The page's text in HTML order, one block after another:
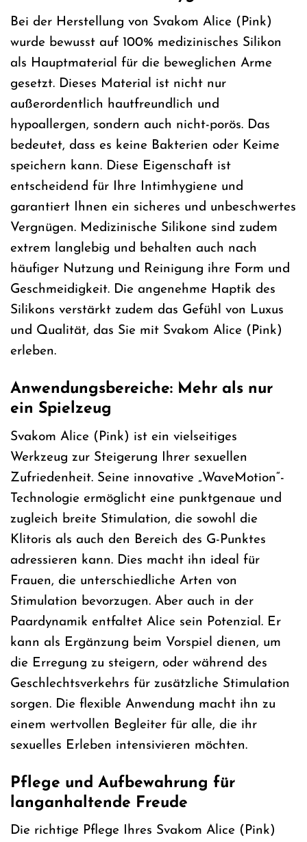
Bei der Herstellung von Svakom Alice (Pink)
wurde bewusst auf 100% medizinisches Silikon
als Hauptmaterial für die beweglichen Arme
gesetzt. Dieses Material ist nicht nur
außerordentlich hautfreundlich und
hypoallergen, sondern auch nicht-porös. Das
bedeutet, dass es keine Bakterien oder Keime
speichern kann. Diese Eigenschaft ist
entscheidend für Ihre Intimhygiene und
garantiert Ihnen ein sicheres und unbeschwertes
Vergnügen. Medizinische Silikone sind zudem
extrem langlebig und behalten auch nach
häufiger Nutzung und Reinigung ihre Form und
Geschmeidigkeit. Die angenehme Haptik des
Silikons verstärkt zudem das Gefühl von Luxus
und Qualität, das Sie mit Svakom Alice (Pink)
erleben.
Anwendungsbereiche: Mehr als nur
ein Spielzeug
Svakom Alice (Pink) ist ein vielseitiges
Werkzeug zur Steigerung Ihrer sexuellen
Zufriedenheit. Seine innovative „WaveMotion“-
Technologie ermöglicht eine punktgenaue und
zugleich breite Stimulation, die sowohl die
Klitoris als auch den Bereich des G-Punktes
adressieren kann. Dies macht ihn ideal für
Frauen, die unterschiedliche Arten von
Stimulation bevorzugen. Aber auch in der
Paardynamik entfaltet Alice sein Potenzial. Er
kann als Ergänzung beim Vorspiel dienen, um
die Erregung zu steigern, oder während des
Geschlechtsverkehrs für zusätzliche Stimulation
sorgen. Die flexible Anwendung macht ihn zu
einem wertvollen Begleiter für alle, die ihr
sexuelles Erleben intensivieren möchten.
Pflege und Aufbewahrung für
langanhaltende Freude
Die richtige Pflege Ihres Svakom Alice (Pink)